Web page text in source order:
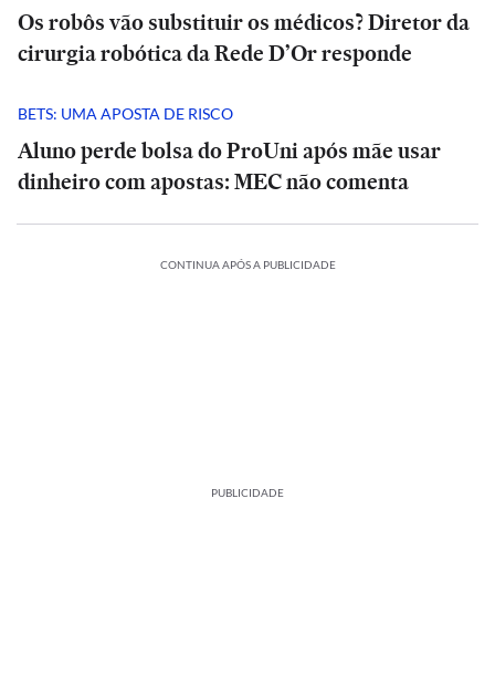
Os robôs vão substituir os médicos? Diretor da
cirurgia robótica da Rede D’Or responde
BETS: UMA APOSTA DE RISCO
Aluno perde bolsa do ProUni após mãe usar
dinheiro com apostas: MEC não comenta
CONTINUA APÓS A PUBLICIDADE
PUBLICIDADE